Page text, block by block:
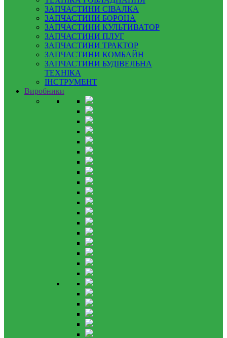
ЗАПЧАСТИНИ СІВАЛКА
ЗАПЧАСТИНИ БОРОНА
ЗАПЧАСТИНИ КУЛЬТИВАТОР
ЗАПЧАСТИНИ ПЛУГ
ЗАПЧАСТИНИ ТРАКТОР
ЗАПЧАСТИНИ КОМБАЙН
ЗАПЧАСТИНИ БУДІВЕЛЬНА
ТЕХНІКА
ІНСТРУМЕНТ
Виробники